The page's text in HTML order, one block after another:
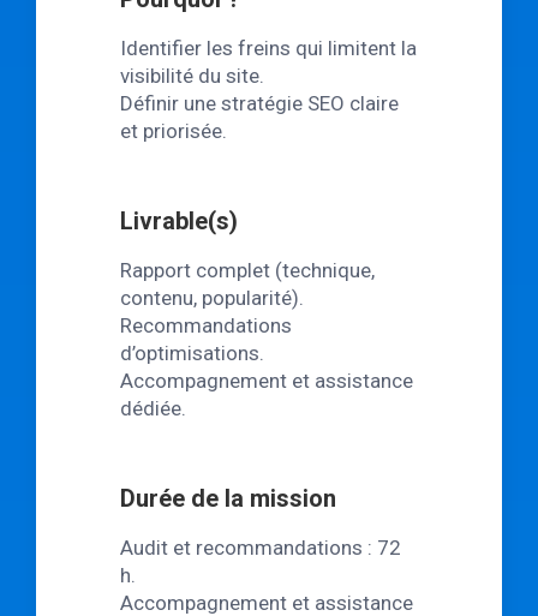
Identifier les freins qui limitent la
visibilité du site.
Définir une stratégie SEO claire
et priorisée.
Livrable(s)
Rapport complet (technique,
contenu, popularité).
Recommandations
d’optimisations.
Accompagnement et assistance
dédiée.
Durée de la mission
Audit et recommandations : 72
h.
Accompagnement et assistance